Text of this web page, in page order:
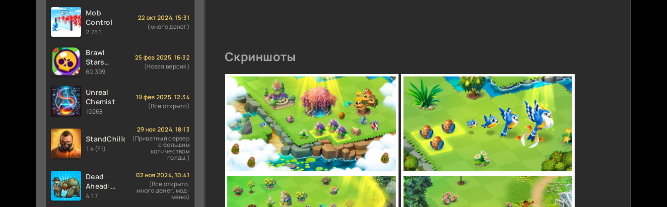
Mob
Control
2.78.1
22 окт 2024, 15:31
(много денег)
Brawl
Stars
60.399 (36
Финкс и
Луми
60.399
25 фев 2025, 16:32
(Новая версия)
Unreal
Chemist
10268
19 фев 2025, 12:34
(Все открыто)
StandChillow
1.4 (F1)
29 ноя 2024, 18:13
(Приватный сервер
с большим
количеством
голды.)
Dead
Ahead:
Zombie
4.1.7
02 ноя 2024, 10:41
(Все открыто,
много денег, мод-
меню)
Скриншоты